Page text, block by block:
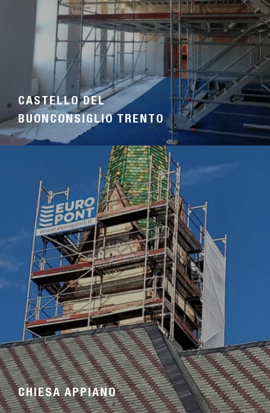
CASTELLO DEL
BUONCONSIGLIO TRENTO
CHIESA APPIANO